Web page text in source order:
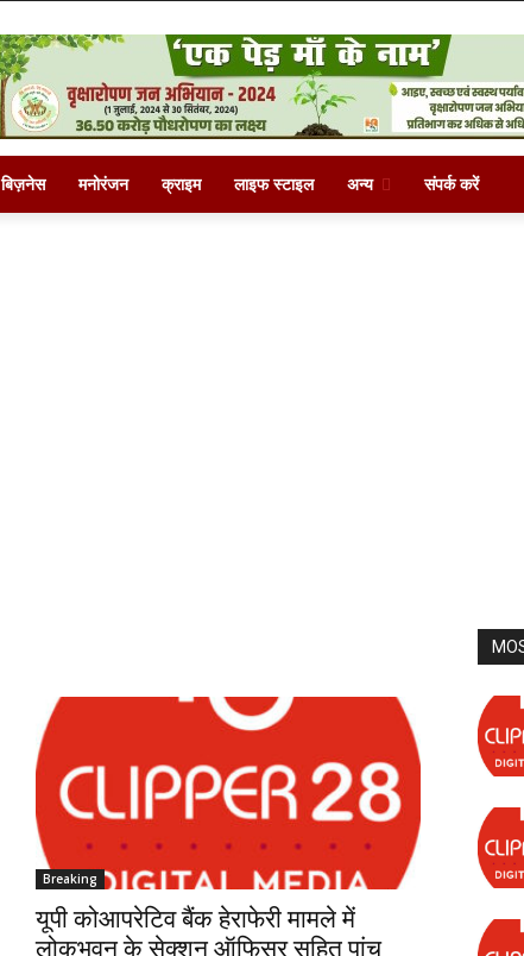
बिज़नेस मनोरंजन क्राइम लाइफ स्टाइल अन्य संपर्क करें
Breaking
यूपी कोआपरेटिव बैंक हेराफेरी मामले में
लोकभवन के सेक्शन ऑफिसर सहित पांच